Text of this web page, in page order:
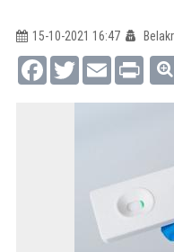
15-10-2021 16:47
FacebookTwitterEmail Print